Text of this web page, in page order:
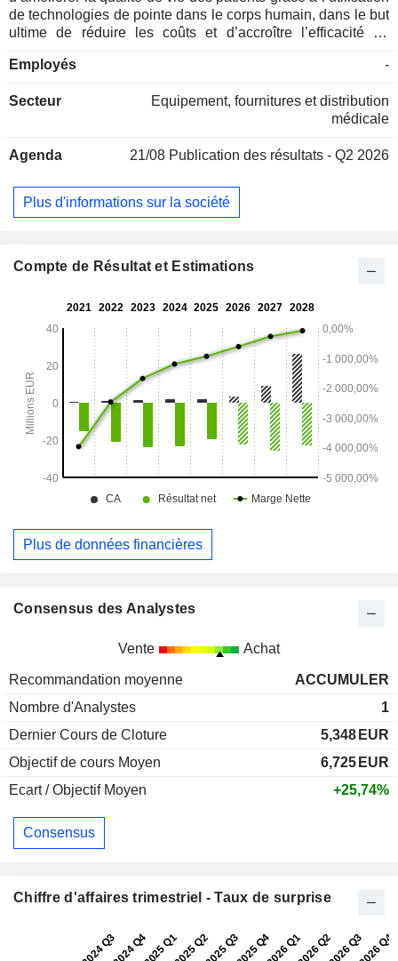
de technologies de pointe dans le corps humain, dans le but
ultime de réduire les coûts et d’accroître l’efficacité du
reposent sur des implants qui sont insérés dans le corps du
permanente afin de remplacer des fonctions corporelles
et/ou de traiter des maladies. La société se concentre sur la
prospective de produits médicaux et d’implants destinés à
que la chirurgie gastro-intestinale et l’urologie. Le produit
phare de la société est RefluxStop, un implant passif destiné
Employés -
Secteur
Equipement, fournitures et distribution
médicale
Agenda 21/08 Publication des résultats - Q2 2026
Plus d'informations sur la société
Compte de Résultat et Estimations
Plus de données financières
Consensus des Analystes
Vente Achat
Recommandation moyenne
ACCUMULER
Nombre d'Analystes
1
Dernier Cours de Cloture
5,348 EUR
Objectif de cours Moyen
6,725 EUR
Ecart / Objectif Moyen
+25,74%
Consensus
Chiffre d'affaires trimestriel - Taux de surprise